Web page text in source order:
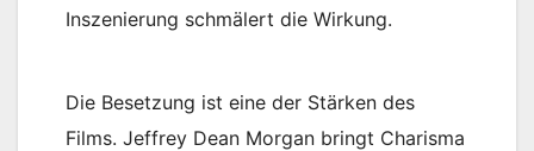
Inszenierung schmälert die Wirkung.
Die Besetzung ist eine der Stärken des
Films. Jeffrey Dean Morgan bringt Charisma